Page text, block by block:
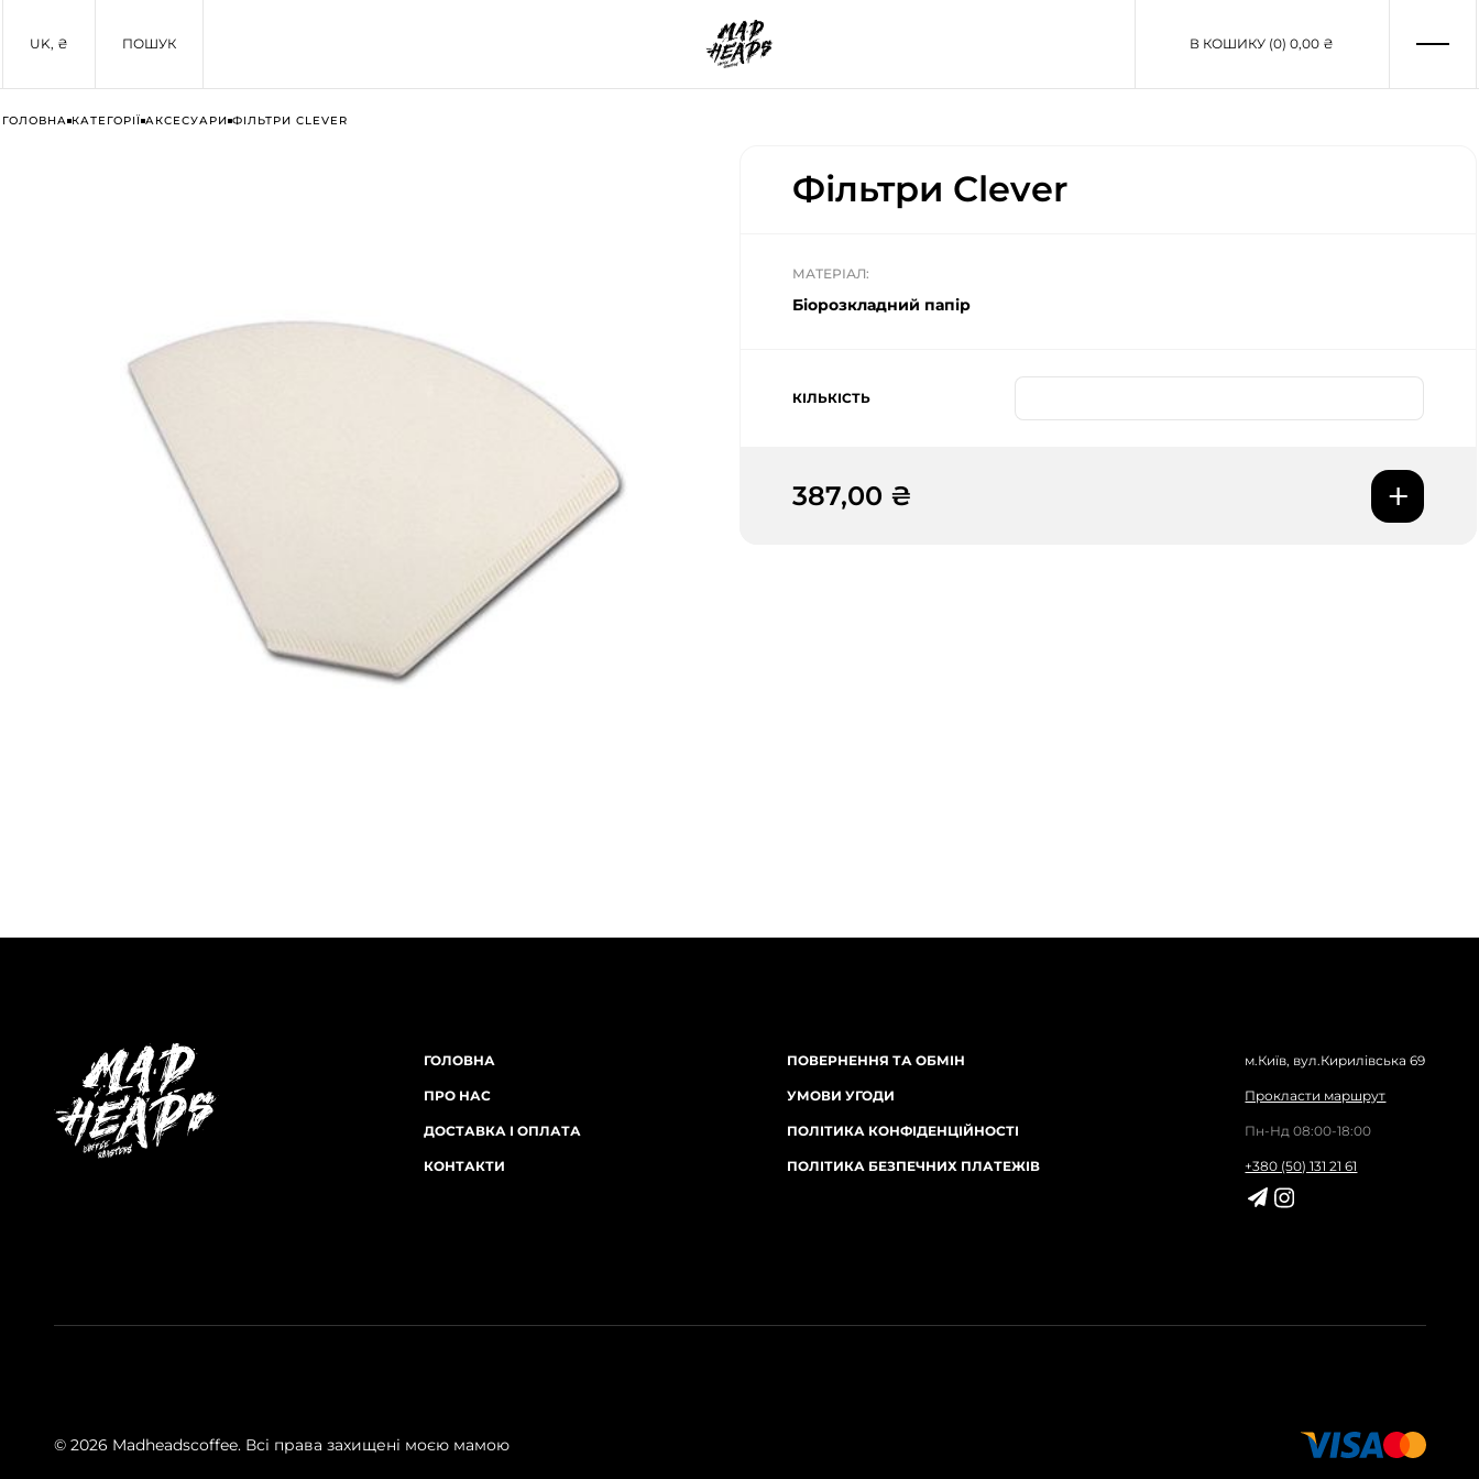
UK, ₴ ПОШУК В КОШИКУ (0) 0,00 ₴
ГОЛОВНА КАТЕГОРІЇ АКСЕСУАРИ ФІЛЬТРИ CLEVER
Фільтри Clever
МАТЕРІАЛ:
Біорозкладний папір
КІЛЬКІСТЬ
387,00 ₴
ГОЛОВНА
ПРО НАС
ДОСТАВКА І ОПЛАТА
КОНТАКТИ
ПОВЕРНЕННЯ ТА ОБМІН
УМОВИ УГОДИ
ПОЛІТИКА КОНФІДЕНЦІЙНОСТІ
ПОЛІТИКА БЕЗПЕЧНИХ ПЛАТЕЖІВ
м.Київ, вул.Кирилівська 69
Прокласти маршрут
Пн-Нд 08:00-18:00
+380 (50) 131 21 61
© 2026 Madheadscoffee. Всі права захищені моєю мамою